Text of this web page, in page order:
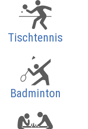
Tischtennis
Badminton